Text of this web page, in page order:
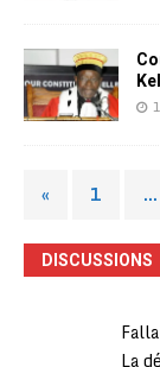
« 1 …
DISCUSSIONS
La